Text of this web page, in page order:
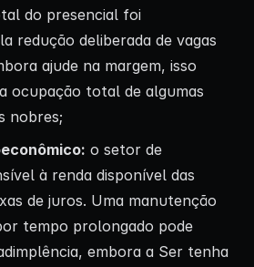
do presencial foi
redução deliberada de vagas
ajude na margem, isso
ocupação total de algumas
nobres;
o setor de
à renda disponível das
de juros. Uma manutenção
tempo prolongado pode
embora a Ser tenha